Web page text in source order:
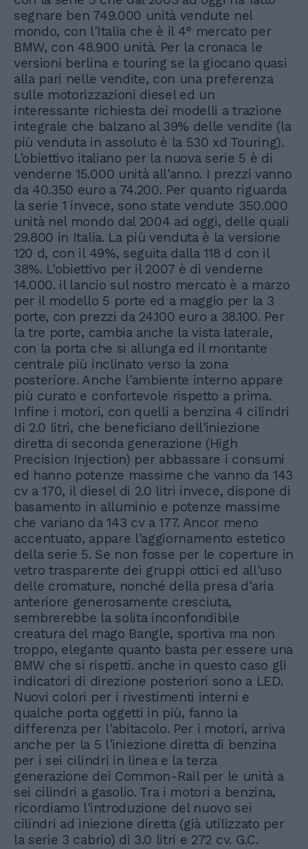
segnare ben 749.000 unità vendute nel
mondo, con l'Italia che è il 4° mercato per
BMW, con 48.900 unità. Per la cronaca le
versioni berlina e touring se la giocano quasi
alla pari nelle vendite, con una preferenza
sulle motorizzazioni diesel ed un
interessante richiesta dei modelli a trazione
integrale che balzano al 39% delle vendite (la
più venduta in assoluto è la 530 xd Touring).
L'obiettivo italiano per la nuova serie 5 è di
venderne 15.000 unità all'anno. I prezzi vanno
da 40.350 euro a 74.200. Per quanto riguarda
la serie 1 invece, sono state vendute 350.000
unità nel mondo dal 2004 ad oggi, delle quali
29.800 in Italia. La più venduta è la versione
120 d, con il 49%, seguita dalla 118 d con il
38%. L'obiettivo per il 2007 è di venderne
14.000. il lancio sul nostro mercato è a marzo
per il modello 5 porte ed a maggio per la 3
porte, con prezzi da 24.100 euro a 38.100. Per
la tre porte, cambia anche la vista laterale,
con la porta che si allunga ed il montante
centrale più inclinato verso la zona
posteriore. Anche l'ambiente interno appare
più curato e confortevole rispetto a prima.
Infine i motori, con quelli a benzina 4 cilindri
di 2.0 litri, che beneficiano dell'iniezione
diretta di seconda generazione (High
Precision Injection) per abbassare i consumi
ed hanno potenze massime che vanno da 143
cv a 170, il diesel di 2.0 litri invece, dispone di
basamento in alluminio e potenze massime
che variano da 143 cv a 177. Ancor meno
accentuato, appare l'aggiornamento estetico
della serie 5. Se non fosse per le coperture in
vetro trasparente dei gruppi ottici ed all'uso
delle cromature, nonché della presa d'aria
anteriore generosamente cresciuta,
sembrerebbe la solita inconfondibile
creatura del mago Bangle, sportiva ma non
troppo, elegante quanto basta per essere una
BMW che si rispetti. anche in questo caso gli
indicatori di direzione posteriori sono a LED.
Nuovi colori per i rivestimenti interni e
qualche porta oggetti in più, fanno la
differenza per l'abitacolo. Per i motori, arriva
anche per la 5 l'iniezione diretta di benzina
per i sei cilindri in linea e la terza
generazione dei Common-Rail per le unità a
sei cilindri a gasolio. Tra i motori a benzina,
ricordiamo l'introduzione del nuovo sei
cilindri ad iniezione diretta (già utilizzato per
la serie 3 cabrio) di 3.0 litri e 272 cv. G.C.